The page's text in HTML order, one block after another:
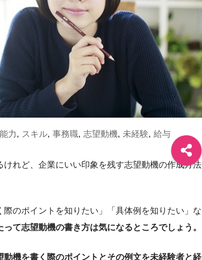
力, スキル, 事務職, 志望動機, 未経験, 給与
けれど、企業にいい印象を残す志望動機の作成方法
際のポイントを知りたい」「具体例を知りたい」な
て志望動機の書き方は気になるところでしょう。
動機を書く際のポイントとその例文を未経験者と経